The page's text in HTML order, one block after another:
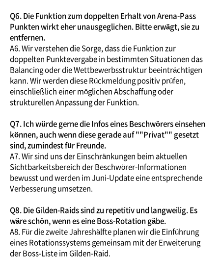
Q6. Die Funktion zum doppelten Erhalt von Arena-Pass
Punkten wirkt eher unausgeglichen. Bitte erwägt, sie zu
entfernen.
A6. Wir verstehen die Sorge, dass die Funktion zur
doppelten Punktevergabe in bestimmten Situationen das
Balancing oder die Wettbewerbsstruktur beeinträchtigen
kann. Wir werden diese Rückmeldung positiv prüfen,
einschließlich einer möglichen Abschaffung oder
strukturellen Anpassung der Funktion.
Q7. Ich würde gerne die Infos eines Beschwörers einsehen
können, auch wenn diese gerade auf ""Privat"" gesetzt
sind, zumindest für Freunde.
A7. Wir sind uns der Einschränkungen beim aktuellen
Sichtbarkeitsbereich der Beschwörer-Informationen
bewusst und werden im Juni-Update eine entsprechende
Verbesserung umsetzen.
Q8. Die Gilden-Raids sind zu repetitiv und langweilig. Es
wäre schön, wenn es eine Boss-Rotation gäbe.
A8. Für die zweite Jahreshälfte planen wir die Einführung
eines Rotationssystems gemeinsam mit der Erweiterung
der Boss-Liste im Gilden-Raid.